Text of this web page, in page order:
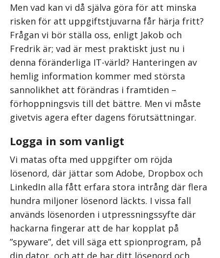
Men vad kan vi då själva göra för att minska
risken för att uppgiftstjuvarna får härja fritt?
Frågan vi bör ställa oss, enligt Jakob och
Fredrik är; vad är mest praktiskt just nu i
denna föränderliga IT-värld? Hanteringen av
hemlig information kommer med största
sannolikhet att förändras i framtiden –
förhoppningsvis till det bättre. Men vi måste
givetvis agera efter dagens förutsättningar.
Logga in som vanligt
Vi matas ofta med uppgifter om röjda
lösenord, där jättar som Adobe, Dropbox och
LinkedIn alla fått erfara stora intrång där flera
hundra miljoner lösenord läckts. I vissa fall
används lösenorden i utpressningssyfte där
hackarna fingerar att de har kopplat på
”spyware”, det vill säga ett spionprogram, på
din dator, och att de har ditt lösenord och